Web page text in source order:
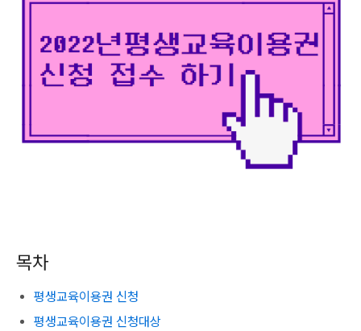
목차
평생교육이용권 신청
평생교육이용권 신청대상